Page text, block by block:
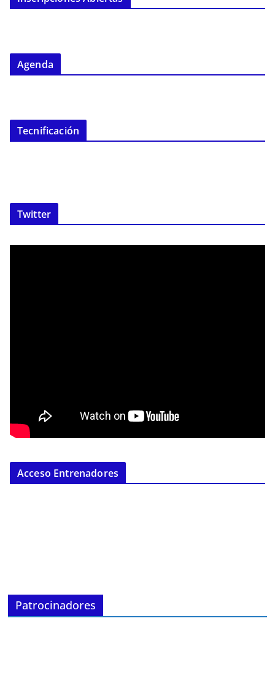
Agenda
Tecnificación
Twitter
Acceso Entrenadores
Patrocinadores